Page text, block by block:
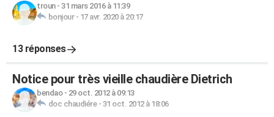
troun- 31 mars 2016 à 11:39
bonjour- 17 avr. 2020 à 20:17
13 réponses
Notice pour très vieille chaudière Dietrich
bendao- 29 oct. 2012 à 09:13
doc chaudiére- 31 oct. 2012 à 18:06